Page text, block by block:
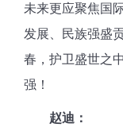
未来更应聚焦国
发展、民族强盛
春，护卫盛世之
强！
赵迪：